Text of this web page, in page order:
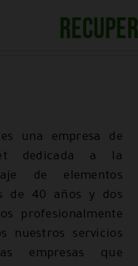
una empresa de
dedicada a la
de elementos
de 40 años y dos
profesionalmente
nuestros servicios
empresas que